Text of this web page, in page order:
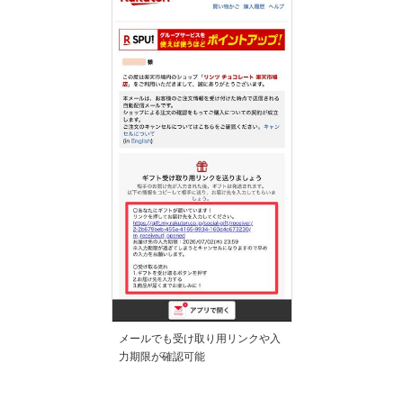
メールでも受け取り用リンクや入
力期限が確認可能